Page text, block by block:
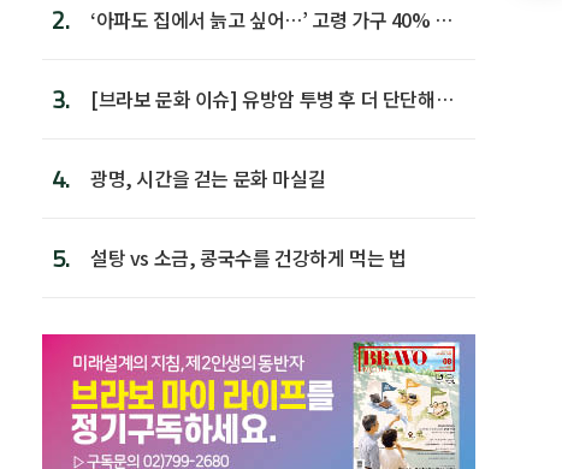
2.
‘아파도 집에서 늙고 싶어…’ 고령 가구 40% 노
3.
[브라보 문화 이슈] 유방암 투병 후 더 단단해진
4. 광명, 시간을 걷는 문화 마실길
5. 설탕 vs 소금, 콩국수를 건강하게 먹는 법